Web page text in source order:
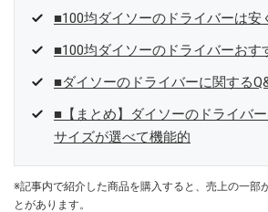
■100均ダイソーのドライバーは安
■100均ダイソーのドライバーおす
■ダイソーのドライバーに関する
■【まとめ】ダイソーのドライバ
サイズが選べて機能的
※記事内で紹介した商品を購入すると、売上の一部
とがあります。